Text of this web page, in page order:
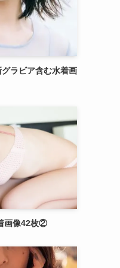
ラビア含む水着画
画像42枚②